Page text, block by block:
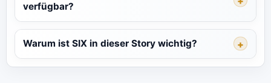
verfügbar?
Warum ist SIX in dieser Story wichtig?